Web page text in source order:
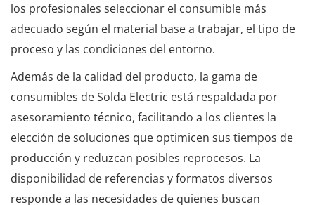
los profesionales seleccionar el consumible más
adecuado según el material base a trabajar, el tipo de
proceso y las condiciones del entorno.
Además de la calidad del producto, la gama de
consumibles de Solda Electric está respaldada por
asesoramiento técnico, facilitando a los clientes la
elección de soluciones que optimicen sus tiempos de
producción y reduzcan posibles reprocesos. La
disponibilidad de referencias y formatos diversos
responde a las necesidades de quienes buscan